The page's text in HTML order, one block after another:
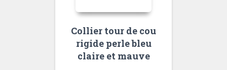
Collier tour de cou
rigide perle bleu
claire et mauve